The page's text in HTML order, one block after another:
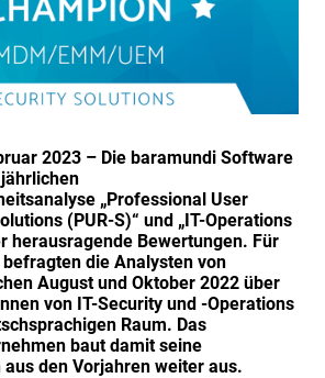
2023 – Die baramundi Software
„Professional User
(PUR-S)“ und „IT-Operations
herausragende Bewertungen. Für
die Analysten von
August und Oktober 2022 über
von IT-Security und -Operations
Raum. Das
baut damit seine
den Vorjahren weiter aus.